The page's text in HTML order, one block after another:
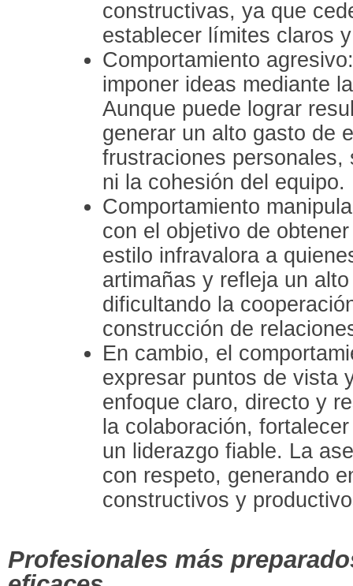
constructivas, ya que
establecer límites claros
Comportamiento
imponer ideas mediante
Aunque puede lograr
generar un alto gasto de
frustraciones
ni la cohesión del equipo.
Comportamiento
con el objetivo de
estilo infravalora a
artimañas y refleja un
dificultando la
construcción de
En cambio, el
expresar puntos de vista
enfoque claro, directo y
la colaboración,
un liderazgo fiable. La
con respeto, generando
constructivos y
Profesionales más